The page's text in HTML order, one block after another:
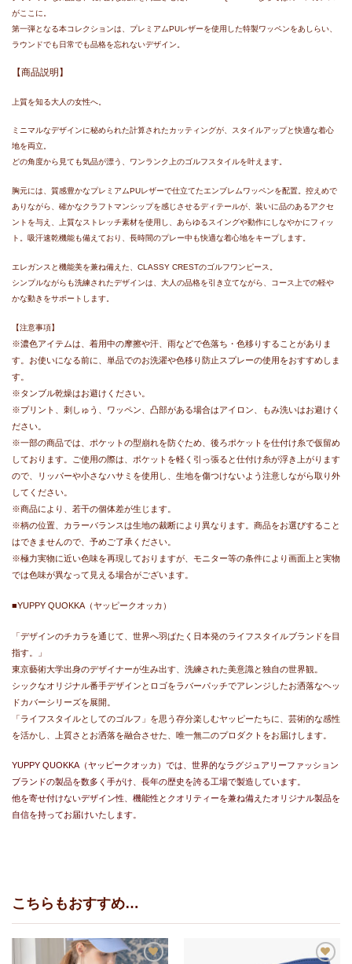
がここに。
第一弾となる本コレクションは、プレミアムPUレザーを使用した特製ワッペンをあしらい、
ラウンドでも日常でも品格を忘れないデザイン。
【商品説明】
上質を知る大人の女性へ。
ミニマルなデザインに秘められた計算されたカッティングが、スタイルアップと快適な着心
地を両立。
どの角度から見ても気品が漂う、ワンランク上のゴルフスタイルを叶えます。
胸元には、質感豊かなプレミアムPUレザーで仕立てたエンブレムワッペンを配置。控えめで
ありながら、確かなクラフトマンシップを感じさせるディテールが、装いに品のあるアクセ
ントを与え、
上質なストレッチ素材を使用し、あらゆるスイングや動作にしなやかにフィッ
ト。吸汗速乾機能も備えており、長時間のプレー中も快適な着心地をキープします。
エレガンスと機能美を兼ね備えた、CLASSY CRESTのゴルフワンピース。
シンプルながらも洗練されたデザインは、大人の品格を引き立てながら、コース上での軽や
かな動きをサポートします。
【注意事項】
※濃色アイテムは、着用中の摩擦や汗、雨などで色落ち・色移りすることがありま
す。お使いになる前に、単品でのお洗濯や色移り防止スプレーの使用をおすすめしま
す。
※タンブル乾燥はお避けください。
※プリント、刺しゅう、ワッペン、凸部がある場合はアイロン、もみ洗いはお避けく
ださい。
※一部の商品では、ポケットの型崩れを防ぐため、後ろポケットを仕付け糸で仮留め
しております。ご使用の際は、ポケットを軽く引っ張ると仕付け糸が浮き上がります
ので、リッパーや小さなハサミを使用し、生地を傷つけないよう注意しながら取り外
してください。
※商品により、若干の個体差が生じます。
※柄の位置、カラーバランスは生地の裁断により異なります。商品をお選びすること
はできませんので、予めご了承ください。
※極力実物に近い色味を再現しておりますが、モニター等の条件により画面上と実物
では色味が異なって見える場合がございます。
■YUPPY QUOKKA（ヤッピークオッカ）
「デザインのチカラを通じて、世界へ羽ばたく日本発のライフスタイルブランドを目
指す。」
東京藝術大学出身のデザイナーが生み出す、洗練された美意識と独自の世界観。
シックなオリジナル番手デザインとロゴをラバーパッチでアレンジしたお洒落なヘッ
ドカバーシリーズを展開。
「ライフスタイルとしてのゴルフ」を思う存分楽しむヤッピーたちに、芸術的な感性
を活かし、上質さとお洒落を融合させた、唯一無二のプロダクトをお届けします。
YUPPY QUOKKA（ヤッピークオッカ）では、世界的なラグジュアリーファッション
ブランドの製品を数多く手がけ、長年の歴史を誇る工場で製造しています。
他を寄せ付けないデザイン性、機能性とクオリティーを兼ね備えたオリジナル製品を
自信を持ってお届けいたします。
こちらもおすすめ…